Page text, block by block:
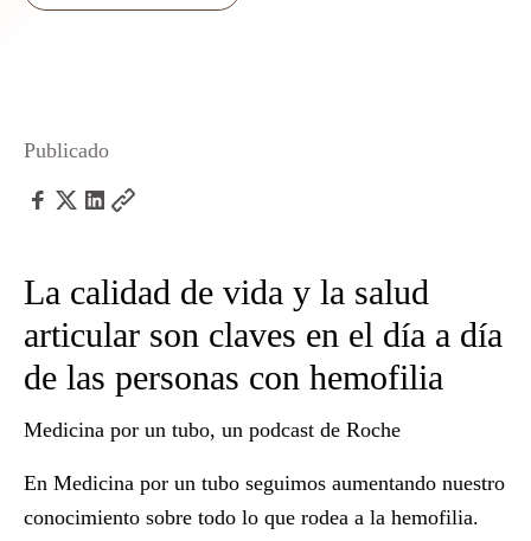
Publicado
La calidad de vida y la salud
articular son claves en el día a día
de las personas con hemofilia
Medicina por un tubo, un podcast de Roche
En Medicina por un tubo seguimos aumentando nuestro
conocimiento sobre todo lo que rodea a la hemofilia.